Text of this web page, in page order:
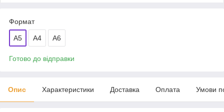
Формат
A5 A4 А6
Готово до відправки
Опис Характеристики Доставка Оплата Умови